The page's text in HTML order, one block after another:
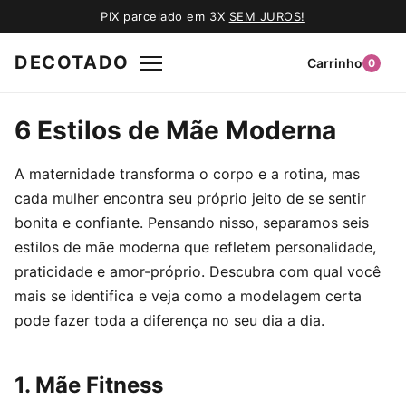
PIX parcelado em 3X SEM JUROS!
DECOTADO Carrinho 0
6 Estilos de Mãe Moderna
A maternidade transforma o corpo e a rotina, mas
cada mulher encontra seu próprio jeito de se sentir
bonita e confiante. Pensando nisso, separamos seis
estilos de mãe moderna que refletem personalidade,
praticidade e amor-próprio. Descubra com qual você
mais se identifica e veja como a modelagem certa
pode fazer toda a diferença no seu dia a dia.
1. Mãe Fitness